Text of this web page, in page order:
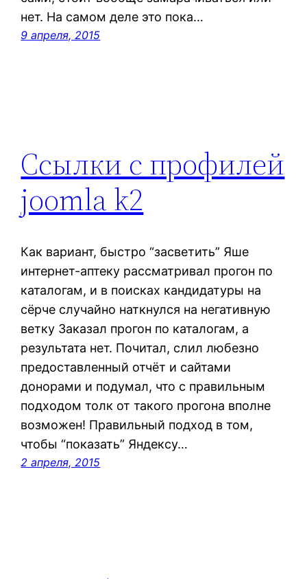
нет. На самом деле это пока…
9 апреля, 2015
Ссылки с профилей
joomla k2
Как вариант, быстро “засветить” Яше
интернет-аптеку рассматривал прогон по
каталогам, и в поисках кандидатуры на
сёрче случайно наткнулся на негативную
ветку Заказал прогон по каталогам, а
результата нет. Почитал, слил любезно
предоставленный отчёт и сайтами
донорами и подумал, что с правильным
подходом толк от такого прогона вполне
возможен! Правильный подход в том,
чтобы “показать” Яндексу…
2 апреля, 2015